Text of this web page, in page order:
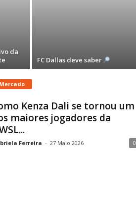
da
FC Dallas deve saber
Mercado
Kenza Dali se tornou um
maiores jogadores da
Ferreira - 27 Maio 2026 0